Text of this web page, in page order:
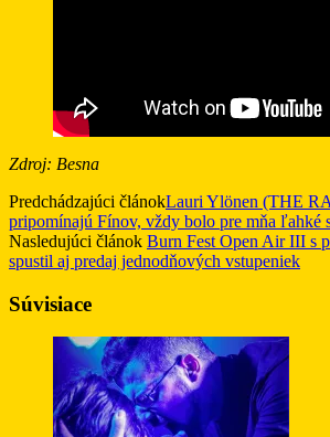
Zdroj: Besna
Predchádzajúci článokLauri Ylönen (THE
pripomínajú Fínov, vždy bolo pre mňa ľahké
Nasledujúci článok Burn Fest Open Air III s
spustil aj predaj jednodňových vstupeniek
Súvisiace